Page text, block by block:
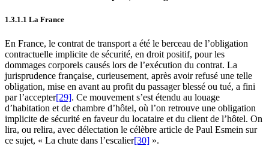
1.3.1.1 La France
En France, le contrat de transport a été le berceau de l’obligation
contractuelle implicite de sécurité, en droit positif, pour les
dommages corporels causés lors de l’exécution du contrat. La
jurisprudence française, curieusement, après avoir refusé une telle
obligation, mise en avant au profit du passager blessé ou tué, a fini
par l’accepter[29]. Ce mouvement s’est étendu au louage
d’habitation et de chambre d’hôtel, où l’on retrouve une obligation
implicite de sécurité en faveur du locataire et du client de l’hôtel. On
lira, ou relira, avec délectation le célèbre article de Paul Esmein sur
ce sujet, « La chute dans l’escalier[30] ».